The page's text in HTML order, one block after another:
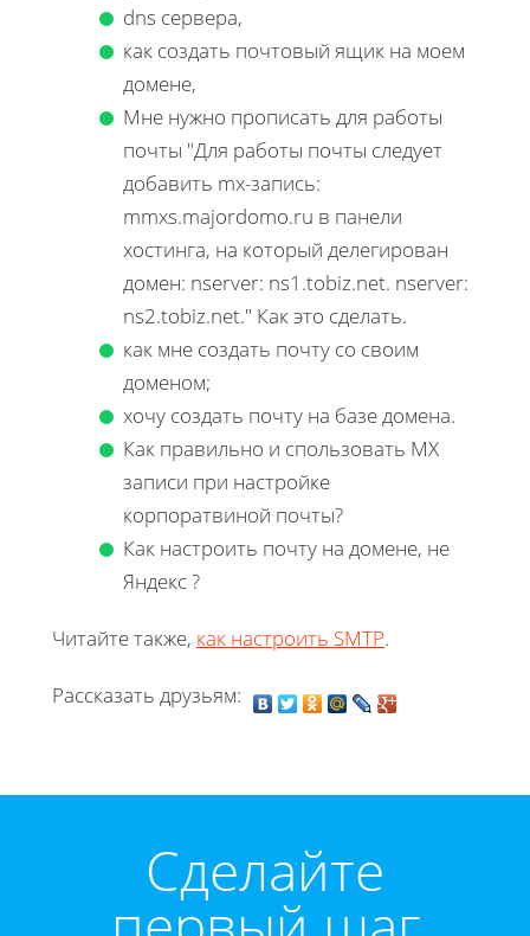
dns сервера,
как создать почтовый ящик на моем
домене,
Мне нужно прописать для работы
почты "Для работы почты следует
добавить mx-запись:
mmxs.majordomo.ru в панели
хостинга, на который делегирован
домен: nserver: ns1.tobiz.net. nserver:
ns2.tobiz.net." Как это сделать.
как мне создать почту со своим
доменом;
хочу создать почту на базе домена.
Как правильно и спользовать MX
записи при настройке
корпоратвиной почты?
Как настроить почту на домене, не
Яндекс ?
Читайте также, как настроить SMTP.
Рассказать друзьям:
Cделайте